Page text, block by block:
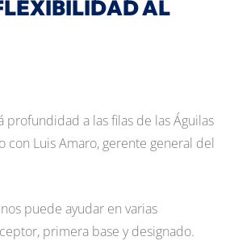
AL
profundidad a las filas de las Águilas
con Luis Amaro, gerente general del
puede ayudar en varias
primera base y designado.